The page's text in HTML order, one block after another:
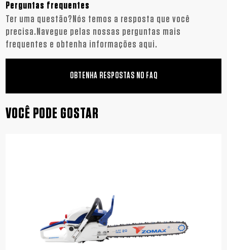
Perguntas frequentes
Ter uma questão?Nós temos a resposta que você
precisa.Navegue pelas nossas perguntas mais
frequentes e obtenha informações aqui.
OBTENHA RESPOSTAS NO FAQ
VOCÊ PODE GOSTAR